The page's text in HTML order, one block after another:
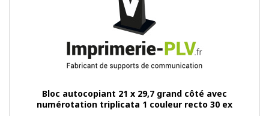
Bloc autocopiant 21 x 29,7 grand côté avec
numérotation triplicata 1 couleur recto 30 ex